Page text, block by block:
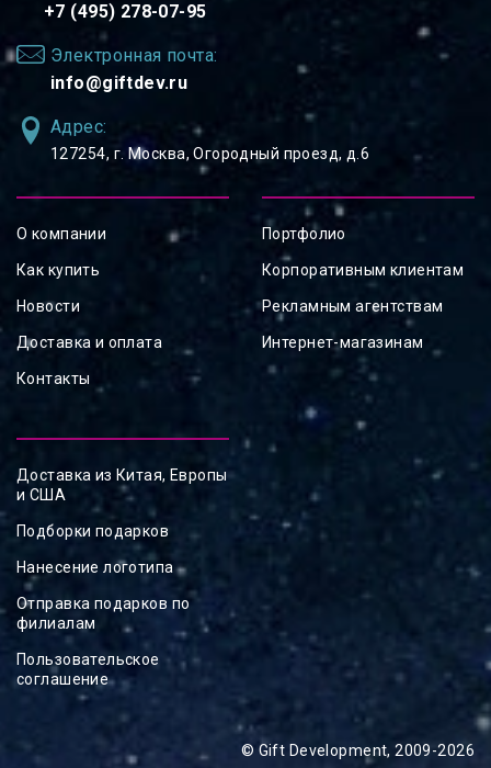
© Gift Development, 2009-2026
+7 (495) 278-07-95
Электронная почта:
info@giftdev.ru
Адрес:
127254, ⁠г. Москва, Огородный проезд, д.6
О компании
Как купить
Новости
Доставка и оплата
Контакты
Портфолио
Корпоративным клиентам
Рекламным агентствам
Интернет-магазинам
Доставка из Китая, Европы
и США
Подборки подарков
Нанесение логотипа
Отправка подарков по
филиалам
Пользовательское
соглашение